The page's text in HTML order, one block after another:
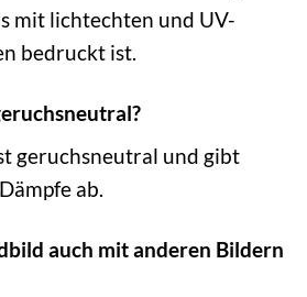
mit lichtechten und UV-
bedruckt ist.
geruchsneutral und gibt
ab.
auch mit anderen Bildern